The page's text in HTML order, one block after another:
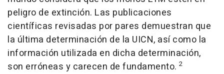
peligro de extinción. Las publicaciones
científicas revisadas por pares demuestran que
la última determinación de la UICN, así como la
información utilizada en dicha determinación,
son erróneas y carecen de fundamento. 2